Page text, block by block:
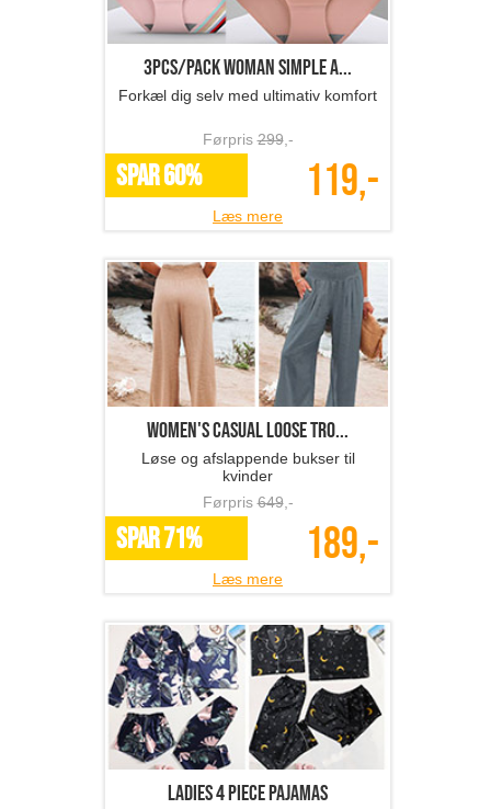
3pcs/Pack Woman simple a...
Forkæl dig selv med ultimativ komfort
Førpris299,-
SPAR 60% 119,-
Læs mere
Women's casual loose tro...
Løse og afslappende bukser til
kvinder
Førpris649,-
SPAR 71% 189,-
Læs mere
Ladies 4 Piece Pajamas